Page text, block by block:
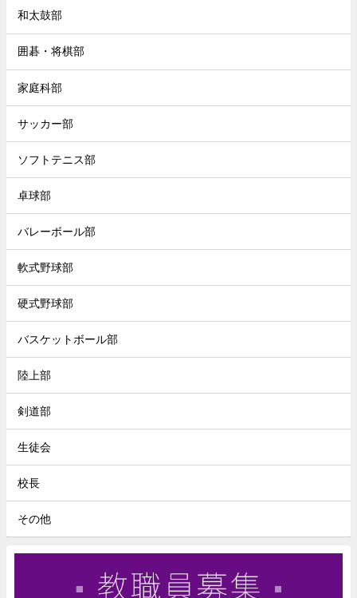
和太鼓部
囲碁・将棋部
家庭科部
サッカー部
ソフトテニス部
卓球部
バレーボール部
軟式野球部
硬式野球部
バスケットボール部
陸上部
剣道部
生徒会
校長
その他